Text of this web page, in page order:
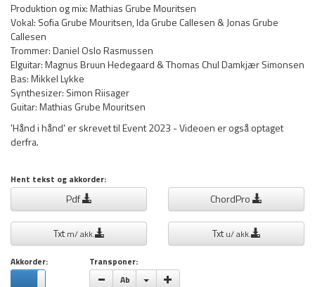
Produktion og mix: Mathias Grube Mouritsen
Vokal: Sofia Grube Mouritsen, Ida Grube Callesen & Jonas Grube
Callesen
Trommer: Daniel Oslo Rasmussen
Elguitar: Magnus Bruun Hedegaard & Thomas Chul Damkjær Simonsen
Bas: Mikkel Lykke
Synthesizer: Simon Riisager
Guitar: Mathias Grube Mouritsen
'Hånd i hånd' er skrevet til Event 2023 - Videoen er også optaget
derfra.
Hent tekst og akkorder:
Pdf ChordPro
Txtm/ akk. Txtu/ akk.
Akkorder: Transponer:
Ab Vælge toneart